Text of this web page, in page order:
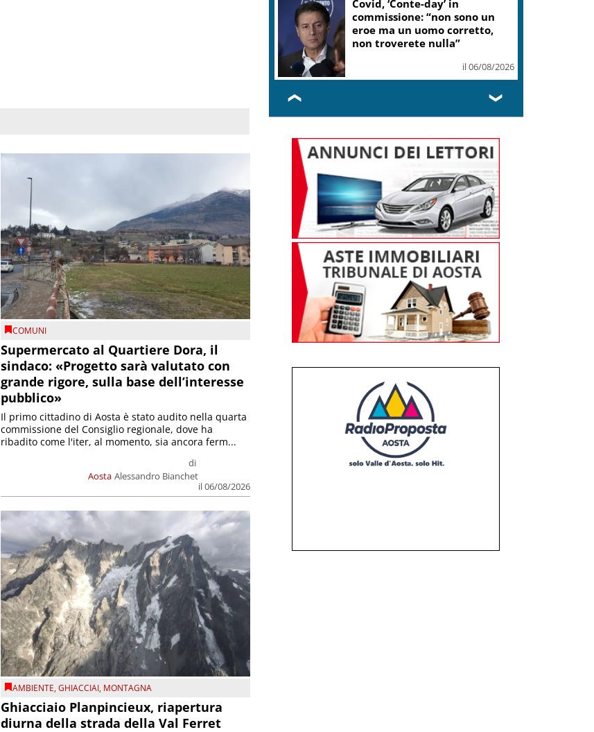
COMUNI
Supermercato al Quartiere Dora, il
sindaco: «Progetto sarà valutato con
grande rigore, sulla base dell’interesse
pubblico»
Aosta
di
Alessandro Bianchet
il 06/08/2026
Il primo cittadino di Aosta è stato audito nella quarta
commissione del Consiglio regionale, dove ha
ribadito come l'iter, al momento, sia ancora ferm...
AMBIENTE,GHIACCIAI, MONTAGNA
Ghiacciaio Planpincieux, riapertura
diurna della strada della Val Ferret
Covid, ‘Conte-day’ in
commissione: “non sono un
eroe ma un uomo corretto,
non troverete nulla”
il 06/08/2026
❮ ❯